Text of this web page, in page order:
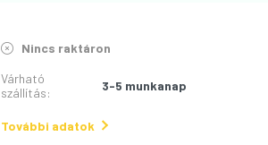
Nincs raktáron
Várható
szállítás: 3-5 munkanap
További adatok